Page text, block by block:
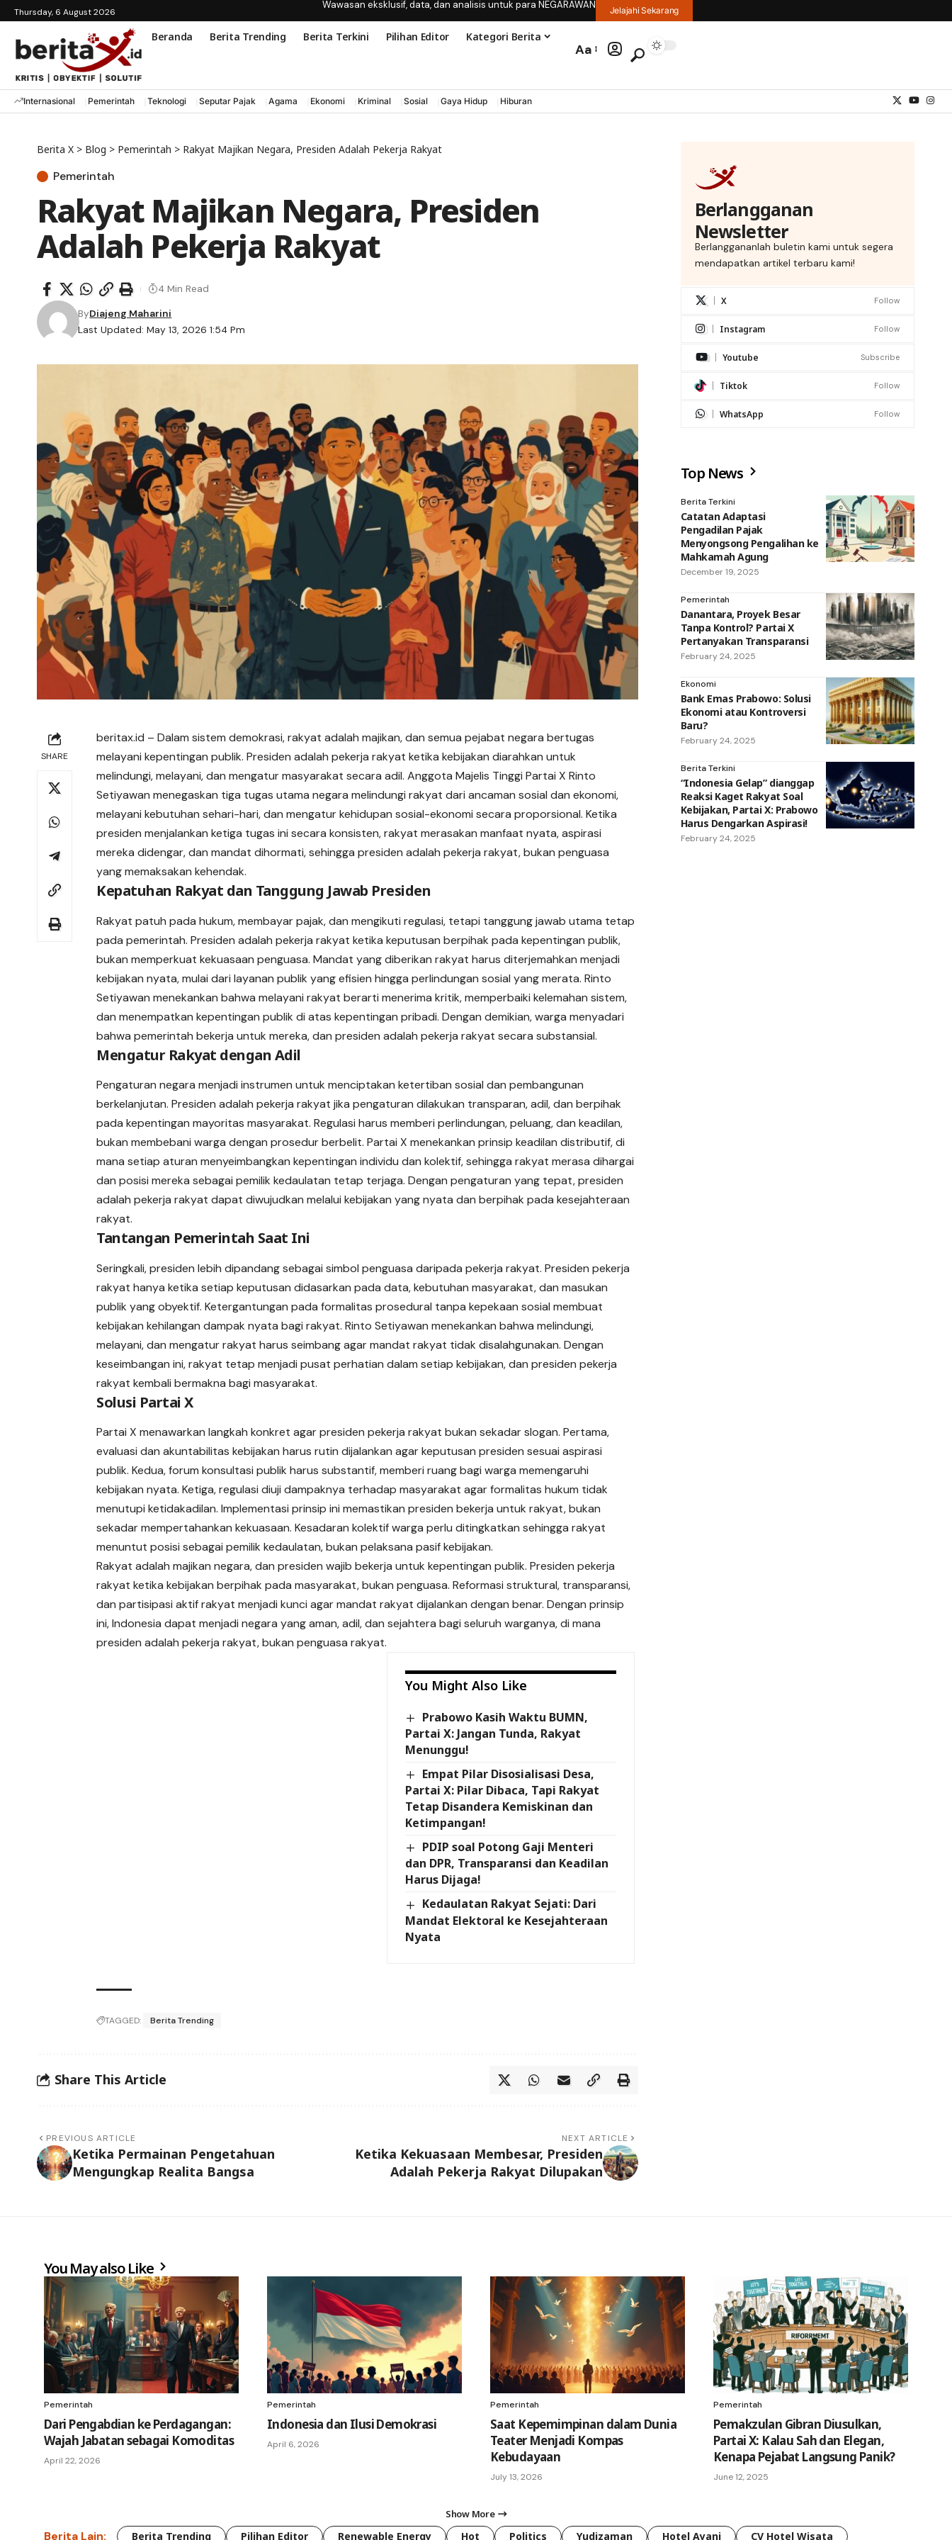
Thursday, 6 August 2026
Wawasan eksklusif, data, dan analisis untuk para NEGARAWAN Jelajahi Sekarang
Beranda Berita Trending Berita Terkini Pilihan Editor Kategori Berita
Aa
Internasional Pemerintah Teknologi Seputar Pajak Agama Ekonomi Kriminal Sosial Gaya Hidup Hiburan
Berita X > Blog > Pemerintah > Rakyat Majikan Negara, Presiden Adalah Pekerja Rakyat
Pemerintah
Rakyat Majikan Negara, Presiden
Adalah Pekerja Rakyat
Last Updated: May 13, 2026 1:54 Pm
ByDiajeng Maharini
4 Min Read
SHARE
beritax.id – Dalam sistem demokrasi, rakyat adalah majikan, dan semua pejabat negara bertugas
melayani kepentingan publik. Presiden adalah pekerja rakyat ketika kebijakan diarahkan untuk
melindungi, melayani, dan mengatur masyarakat secara adil. Anggota Majelis Tinggi Partai X Rinto
Setiyawan menegaskan tiga tugas utama negara melindungi rakyat dari ancaman sosial dan ekonomi,
melayanikebutuhansehari-hari, dan mengatur kehidupan sosial-ekonomi secara proporsional. Ketika
presiden menjalankan ketiga tugas ini secara konsisten, rakyat merasakan manfaat nyata, aspirasi
mereka didengar, dan mandat dihormati, sehingga presiden adalah pekerja rakyat, bukan penguasa
yang memaksakan kehendak.
Kepatuhan Rakyat dan Tanggung Jawab Presiden
Rakyat patuh pada hukum, membayar pajak, dan mengikuti regulasi, tetapi tanggung jawab utama tetap
pada pemerintah. Presiden adalah pekerja rakyat ketika keputusan berpihak pada kepentingan publik,
bukan memperkuat kekuasaan penguasa. Mandat yang diberikan rakyat harus diterjemahkan menjadi
kebijakan nyata, mulai dari layanan publik yang efisien hingga perlindungan sosial yang merata. Rinto
Setiyawan menekankan bahwa melayani rakyat berarti menerima kritik, memperbaiki kelemahan sistem,
dan menempatkan kepentingan publik di atas kepentingan pribadi. Dengan demikian, warga menyadari
bahwa pemerintah bekerja untuk mereka, dan presiden adalah pekerja rakyat secara substansial.
Mengatur Rakyat dengan Adil
Pengaturan negara menjadi instrumen untuk menciptakan ketertiban sosial dan pembangunan
berkelanjutan. Presiden adalah pekerja rakyat jika pengaturan dilakukan transparan, adil, dan berpihak
pada kepentingan mayoritas masyarakat. Regulasi harus memberi perlindungan, peluang, dan keadilan,
bukan membebani warga dengan prosedur berbelit. Partai X menekankan prinsip keadilan distributif, di
mana setiap aturan menyeimbangkan kepentingan individu dan kolektif, sehingga rakyat merasa dihargai
dan posisi mereka sebagai pemilik kedaulatan tetap terjaga. Dengan pengaturan yang tepat, presiden
adalah pekerja rakyat dapat diwujudkan melalui kebijakan yang nyata dan berpihak pada kesejahteraan
rakyat.
Tantangan Pemerintah Saat Ini
Seringkali, presiden lebih dipandang sebagai simbol penguasa daripada pekerja rakyat. Presiden pekerja
rakyat hanya ketika setiap keputusan didasarkan pada data, kebutuhan masyarakat, dan masukan
publik yang obyektif. Ketergantungan pada formalitas prosedural tanpa kepekaan sosial membuat
kebijakan kehilangan dampak nyata bagi rakyat. Rinto Setiyawan menekankan bahwa melindungi,
melayani, dan mengatur rakyat harus seimbang agar mandat rakyat tidak disalahgunakan. Dengan
keseimbangan ini, rakyat tetap menjadi pusat perhatian dalam setiap kebijakan, dan presiden pekerja
rakyat kembali bermakna bagi masyarakat.
Solusi Partai X
Partai X menawarkan langkah konkret agar presiden pekerja rakyat bukan sekadar slogan. Pertama,
evaluasi dan akuntabilitas kebijakan harus rutin dijalankan agar keputusan presiden sesuai aspirasi
publik. Kedua, forum konsultasi publik harus substantif, memberi ruang bagi warga memengaruhi
kebijakan nyata. Ketiga, regulasi diuji dampaknya terhadap masyarakat agar formalitas hukum tidak
menutupi ketidakadilan. Implementasi prinsip ini memastikan presiden bekerja untuk rakyat, bukan
sekadar mempertahankan kekuasaan. Kesadaran kolektif warga perlu ditingkatkan sehingga rakyat
menuntut posisi sebagai pemilik kedaulatan, bukan pelaksana pasif kebijakan.
Rakyat adalah majikan negara, dan presiden wajib bekerja untuk kepentingan publik. Presiden pekerja
rakyat ketika kebijakan berpihak pada masyarakat, bukan penguasa. Reformasi struktural, transparansi,
dan partisipasi aktif rakyat menjadi kunci agar mandat rakyat dijalankan dengan benar. Dengan prinsip
ini, Indonesia dapat menjadi negara yang aman, adil, dan sejahtera bagi seluruh warganya, di mana
presiden adalah pekerja rakyat, bukan penguasa rakyat.
You Might Also Like
Prabowo Kasih Waktu BUMN,
Partai X: Jangan Tunda, Rakyat
Menunggu!
Empat Pilar Disosialisasi Desa,
Partai X: Pilar Dibaca, Tapi Rakyat
Tetap Disandera Kemiskinan dan
Ketimpangan!
PDIP soal Potong Gaji Menteri
dan DPR, Transparansi dan Keadilan
Harus Dijaga!
Kedaulatan Rakyat Sejati: Dari
Mandat Elektoral ke Kesejahteraan
Nyata
TAGGED: Berita Trending
Share This Article
PREVIOUS ARTICLE
Ketika Permainan Pengetahuan
Mengungkap Realita Bangsa
NEXT ARTICLE
Ketika Kekuasaan Membesar, Presiden
Adalah Pekerja Rakyat Dilupakan
Berlangganan
Newsletter
Berlanggananlah buletin kami untuk segera
mendapatkan artikel terbaru kami!
X Follow
Instagram Follow
Youtube Subscribe
Tiktok Follow
WhatsApp Follow
Top News
Berita Terkini
Catatan Adaptasi
Pengadilan Pajak
Menyongsong Pengalihan ke
Mahkamah Agung
December 19, 2025
Pemerintah
Danantara, Proyek Besar
Tanpa Kontrol? Partai X
Pertanyakan Transparansi
February 24, 2025
Ekonomi
Bank Emas Prabowo: Solusi
Ekonomi atau Kontroversi
Baru?
February 24, 2025
Berita Terkini
“Indonesia Gelap” dianggap
Reaksi Kaget Rakyat Soal
Kebijakan, Partai X: Prabowo
Harus Dengarkan Aspirasi!
February 24, 2025
You May also Like
Pemerintah
Dari Pengabdian ke Perdagangan:
Wajah Jabatan sebagai Komoditas
April 22, 2026
Pemerintah
Indonesia dan Ilusi Demokrasi
April 6, 2026
Pemerintah
Saat Kepemimpinan dalam Dunia
Teater Menjadi Kompas
Kebudayaan
July 13, 2026
Pemerintah
Pemakzulan Gibran Diusulkan,
Partai X: Kalau Sah dan Elegan,
Kenapa Pejabat Langsung Panik?
June 12, 2025
Show More
Berita Lain: Berita Trending Pilihan Editor Renewable Energy Hot Politics Yudizaman Hotel Ayani CV Hotel Wisata